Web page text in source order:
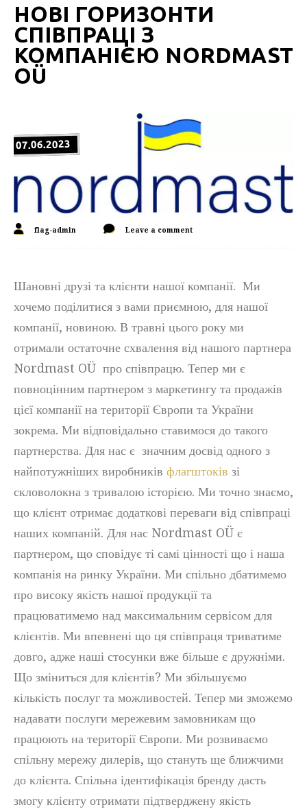
НОВІ ГОРИЗОНТИ
СПІВПРАЦІ З
КОМПАНІЄЮ NORDMAST
OÜ
07.06.2023
flag-admin Leave a comment
Шановні друзі та клієнти нашої компанії. Ми
хочемо поділитися з вами приємною, для нашої
компанії, новиною. В травні цього року ми
отримали остаточне схвалення від нашого партнера
Nordmast OÜ про співпрацю. Тепер ми є
повноцінним партнером з маркетингу та продажів
цієї компанії на території Європи та України
зокрема. Ми відповідально ставимося до такого
партнерства. Для нас є значним досвід одного з
найпотужніших виробників флагштоків зі
скловолокна з тривалою історією. Ми точно знаємо,
що клієнт отримає додаткові переваги від співпраці
наших компаній. Для нас Nordmast OÜ є
партнером, що сповідує ті самі цінності що і наша
компанія на ринку України. Ми спільно дбатимемо
про високу якість нашої продукції та
працюватимемо над максимальним сервісом для
клієнтів. Ми впевнені що ця співпраця триватиме
довго, адже наші стосунки вже більше є дружніми.
Що зміниться для клієнтів? Ми збільшуємо
кількість послуг та можливостей. Тепер ми зможемо
надавати послуги мережевим замовникам що
працюють на території Європи. Ми розвиваємо
спільну мережу дилерів, що стануть ще ближчими
до клієнта. Спільна ідентифікація бренду дасть
змогу клієнту отримати підтверджену якість